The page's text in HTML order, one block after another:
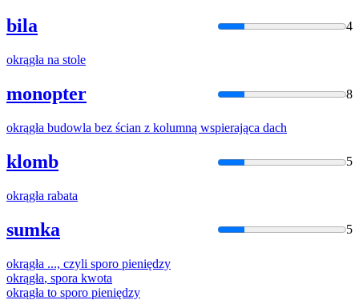
bila 4
okrągła na stole
monopter 8
okrągła budowla bez ścian z kolumną wspierająca dach
klomb 5
okrągła rabata
sumka 5
okrągła ..., czyli sporo pieniędzy
okrągła, spora kwota
okrągła to sporo pieniędzy